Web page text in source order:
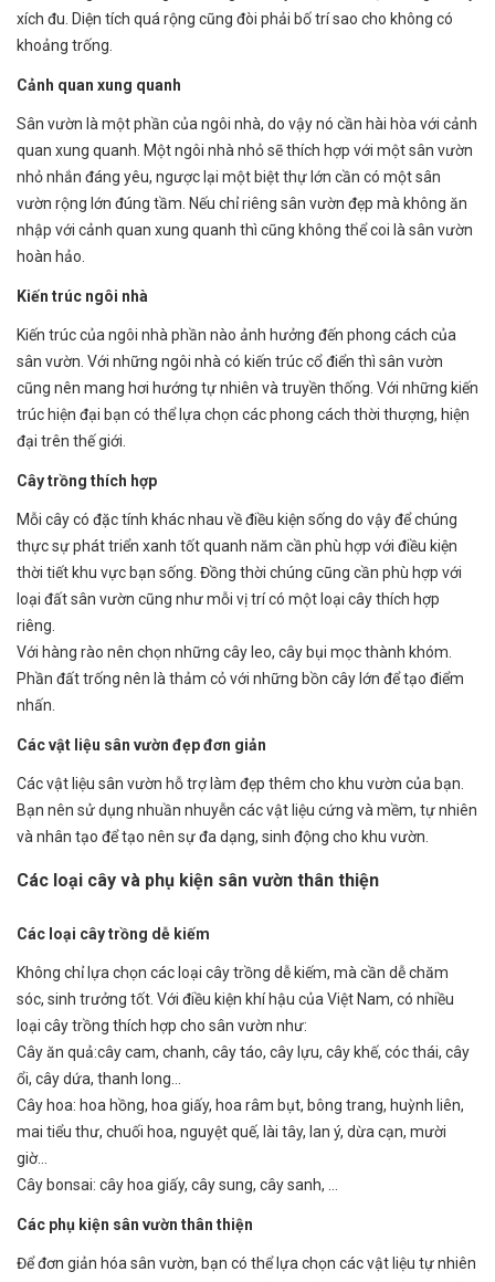
xích đu. Diện tích quá rộng cũng đòi phải bố trí sao cho không có
khoảng trống.
Cảnh quan xung quanh
Sân vườn là một phần của ngôi nhà, do vậy nó cần hài hòa với cảnh
quan xung quanh. Một ngôi nhà nhỏ sẽ thích hợp với một sân vườn
nhỏ nhắn đáng yêu, ngược lại một biệt thự lớn cần có một sân
vườn rộng lớn đúng tầm. Nếu chỉ riêng sân vườn đẹp mà không ăn
nhập với cảnh quan xung quanh thì cũng không thể coi là sân vườn
hoàn hảo.
Kiến trúc ngôi nhà
Kiến trúc của ngôi nhà phần nào ảnh hưởng đến phong cách của
sân vườn. Với những ngôi nhà có kiến trúc cổ điển thì sân vườn
cũng nên mang hơi hướng tự nhiên và truyền thống. Với những kiến
trúc hiện đại bạn có thể lựa chọn các phong cách thời thượng, hiện
đại trên thế giới.
Cây trồng thích hợp
Mỗi cây có đặc tính khác nhau về điều kiện sống do vậy để chúng
thực sự phát triển xanh tốt quanh năm cần phù hợp với điều kiện
thời tiết khu vực bạn sống. Đồng thời chúng cũng cần phù hợp với
loại đất sân vườn cũng như mỗi vị trí có một loại cây thích hợp
riêng.
Với hàng rào nên chọn những cây leo, cây bụi mọc thành khóm.
Phần đất trống nên là thảm cỏ với những bồn cây lớn để tạo điểm
nhấn.
Các vật liệu sân vườn đẹp đơn giản
Các vật liệu sân vườn hỗ trợ làm đẹp thêm cho khu vườn của bạn.
Bạn nên sử dụng nhuần nhuyễn các vật liệu cứng và mềm, tự nhiên
và nhân tạo để tạo nên sự đa dạng, sinh động cho khu vườn.
Các loại cây và phụ kiện sân vườn thân thiện
Các loại cây trồng dễ kiếm
Không chỉ lựa chọn các loại cây trồng dễ kiếm, mà cần dễ chăm
sóc, sinh trưởng tốt. Với điều kiện khí hậu của Việt Nam, có nhiều
loại cây trồng thích hợp cho sân vườn như:
Cây ăn quả:cây cam, chanh, cây táo, cây lựu, cây khế, cóc thái, cây
ổi, cây dứa, thanh long…
Cây hoa: hoa hồng, hoa giấy, hoa râm bụt, bông trang, huỳnh liên,
mai tiểu thư, chuối hoa, nguyệt quế, lài tây, lan ý, dừa cạn, mười
giờ…
Cây bonsai: cây hoa giấy, cây sung, cây sanh, …
Các phụ kiện sân vườn thân thiện
Để đơn giản hóa sân vườn, bạn có thể lựa chọn các vật liệu tự nhiên